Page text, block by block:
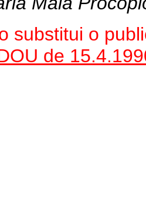
substitui o
de